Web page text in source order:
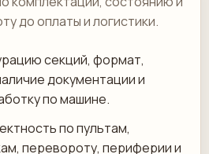
до оплаты и логистики.
секций, формат,
документации и
по машине.
по пультам,
перевороту, периферии и